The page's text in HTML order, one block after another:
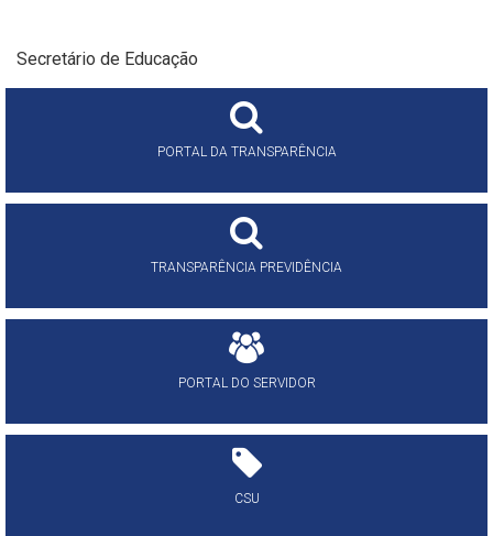
Secretário de Educação
PORTAL DA TRANSPARÊNCIA
TRANSPARÊNCIA PREVIDÊNCIA
PORTAL DO SERVIDOR
CSU